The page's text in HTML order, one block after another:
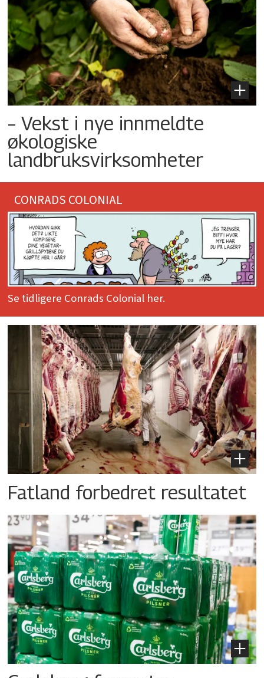
– Vekst i nye innmeldte
økologiske
landbruksvirksomheter
CONRADS COLONIAL
Se tidligere Conrads Colonial her.
Fatland forbedret resultatet